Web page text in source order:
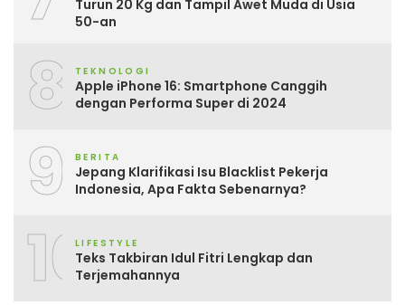
Turun 20 Kg dan Tampil Awet Muda di Usia
50-an
8 TEKNOLOGI
Apple iPhone 16: Smartphone Canggih
dengan Performa Super di 2024
9 BERITA
Jepang Klarifikasi Isu Blacklist Pekerja
Indonesia, Apa Fakta Sebenarnya?
10LIFESTYLE
Teks Takbiran Idul Fitri Lengkap dan
Terjemahannya